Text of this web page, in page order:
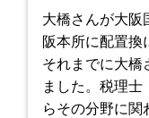
大橋さんが大阪
阪本所に配置換
それまでに大橋
ました。税理
らその分野に関